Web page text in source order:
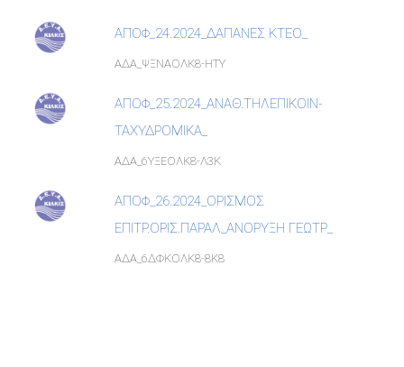
ΑΠΟΦ_24.2024_ΔΑΠΑΝΕΣ ΚΤΕΟ_
ΑΔΑ_ΨΞΝΑΟΛΚ8-ΗΤΥ
ΑΠΟΦ_25.2024_ΑΝΑΘ.ΤΗΛΕΠΙΚΟΙΝ-
ΤΑΧΥΔΡΟΜΙΚΑ_
ΑΔΑ_6ΥΞΕΟΛΚ8-Λ3Κ
ΑΠΟΦ_26.2024_ΟΡΙΣΜΟΣ
ΕΠΙΤΡ.ΟΡΙΣ.ΠΑΡΑΛ_ΑΝΟΡΥΞΗ ΓΕΩΤΡ_
ΑΔΑ_6ΔΦΚΟΛΚ8-8Κ8